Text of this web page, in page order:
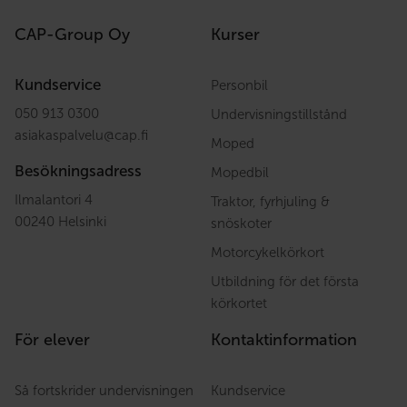
CAP-Group Oy
Kundservice
050 913 0300
asiakaspalvelu@cap.fi
Besökningsadress
Ilmalantori 4
00240 Helsinki
Kurser
Personbil
Undervisningstillstånd
Moped
Mopedbil
Traktor, fyrhjuling &
snöskoter
Motorcykelkörkort
Utbildning för det första
körkortet
För elever
Så fortskrider undervisningen
Kontaktinformation
Kundservice